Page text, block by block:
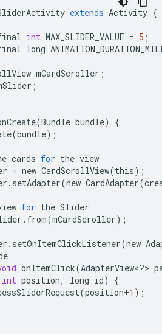
extends Activity {
int MAX_SLIDER_VALUE = 5 ;
long
mCardScroller ;
;
(Bundle bundle)
{
(bundle);
cards for the view
= new CardScrollView(this);
. setAdapter(new CardAdapter(
for the Slider
. from(mCardScroller);
. setOnItemClickListener(new
onItemClick(AdapterView<?>
int position, long id)
{
(position+1 );